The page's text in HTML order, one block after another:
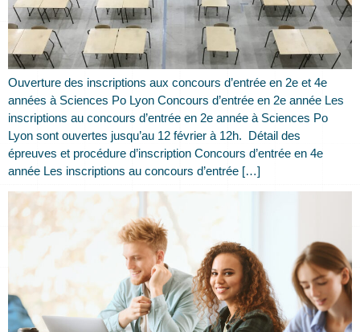
Ouverture des inscriptions aux concours d’entrée en 2e et 4e
années à Sciences Po Lyon Concours d’entrée en 2e année Les
inscriptions au concours d’entrée en 2e année à Sciences Po
Lyon sont ouvertes jusqu’au 12 février à 12h. Détail des
épreuves et procédure d’inscription Concours d’entrée en 4e
année Les inscriptions au concours d’entrée […]